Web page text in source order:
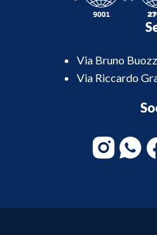
Via Bruno
Via Riccardo